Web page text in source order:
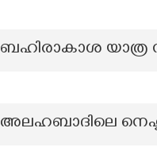
ബഹിരാകാശ യാത്ര
അലഹബാദിലെ